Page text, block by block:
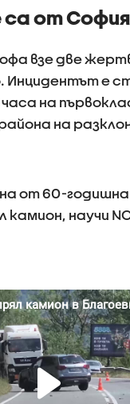
са от София
взе две
Инцидентът е
на
на
от 60-
камион, научи